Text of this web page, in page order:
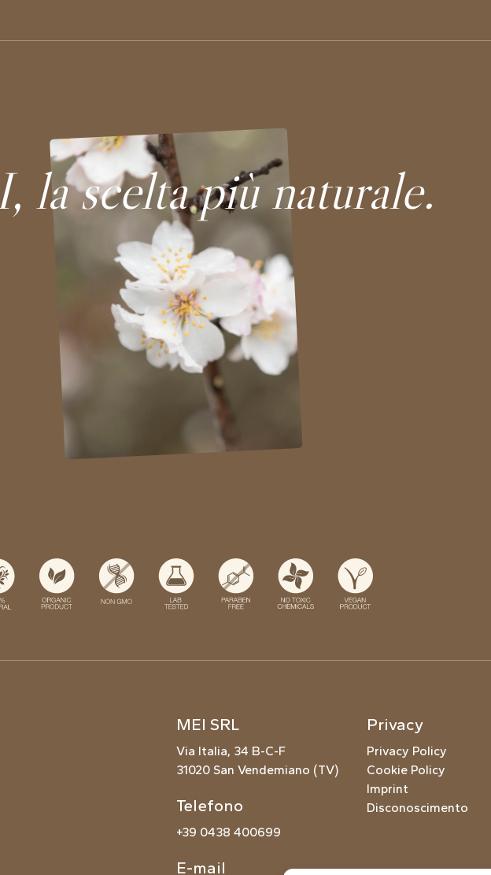
la scelta più naturale.
MEI SRL
Via Italia, 34 B-C-F
31020 San Vendemiano (TV)
Telefono
+39 0438 400699
E-mail
Privacy
Privacy Policy
Cookie Policy
Imprint
Disconoscimento